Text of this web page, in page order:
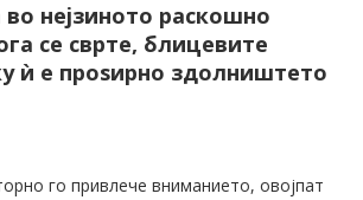
нејзиното раскошно
се сврте, блицевите
ѝ е проѕирно здолништето
го привлече вниманието, овојпат